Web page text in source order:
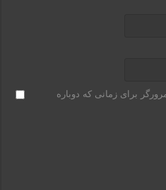
برای زمانی که دوباره